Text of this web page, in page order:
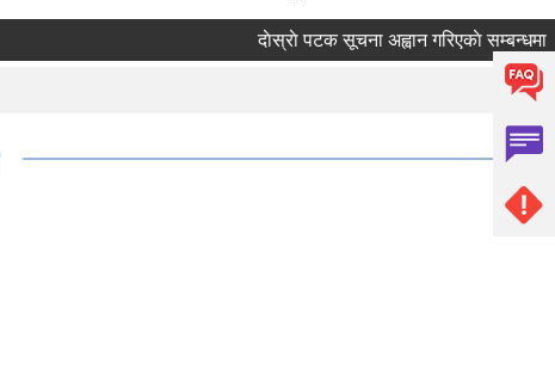
दाेस्राे पटक सूचना अह्वान गरिएकाे सम्बन्धमा ।